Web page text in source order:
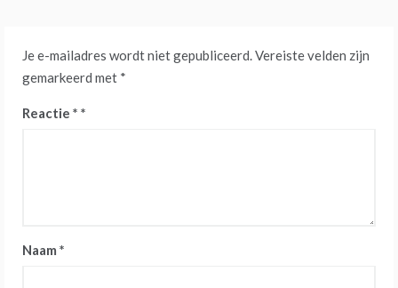
Je e-mailadres wordt niet gepubliceerd.Vereiste velden zijn
gemarkeerd met *
Reactie *
Naam *